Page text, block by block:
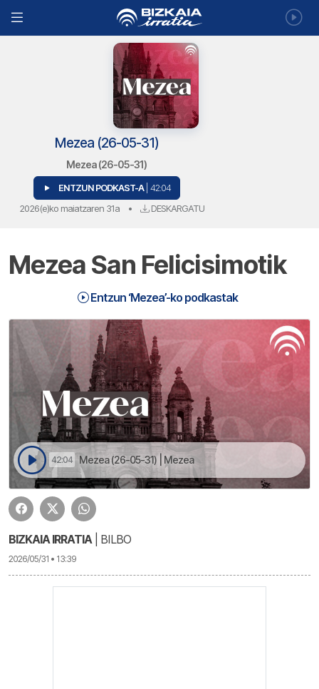
Mezea (26-05-31)
Mezea (26-05-31)
ENTZUN PODKAST-A | 42:04
2026(e)ko maiatzaren 31a • DESKARGATU
Mezea San Felicisimotik
Entzun ‘Mezea’-ko podkastak
42:04 Mezea (26-05-31) | Mezea
BIZKAIA IRRATIA| BILBO
2026/05/31 • 13:39